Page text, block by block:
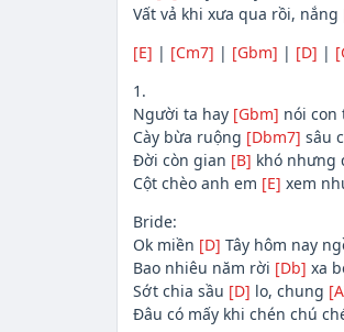
Vất vả khi xưa qua rồi, nắng
[E] | [Cm7] | [Gbm] | [D] |
1.
Người ta hay [Gbm] nói con
Cày bừa ruộng [Dbm7] sâu
Đời còn gian [B] khó nhưng
Cột chèo anh em [E] xem
Bride:
Ok miền [D] Tây hôm nay
Bao nhiêu năm rời [Db] xa
Sớt chia sầu [D] lo, chung
Đâu có mấy khi chén chú